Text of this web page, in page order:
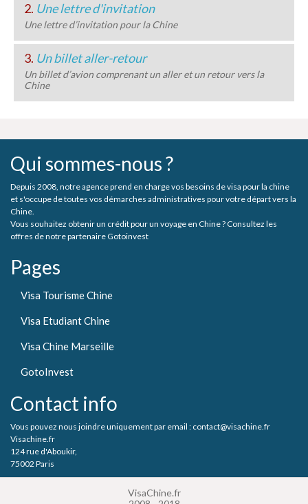
2. Une lettre d'invitation
Une lettre d’invitation pour la Chine
3. Un billet aller-retour
Un billet d’avion comprenant un aller et un retour vers la
Chine
Qui sommes-nous ?
Depuis 2008, notre agence prend en charge vos besoins de visa pour la chine
et s'occupe de toutes vos démarches administratives pour votre départ vers la
Chine.
Vous souhaitez obtenir un crédit pour un voyage en Chine ? Consultez les
offres de notre partenaire Gotoinvest
Pages
Visa Tourisme Chine
Visa Etudiant Chine
Visa Chine Marseille
GotoInvest
Contact info
Vous pouvez nous joindre uniquement par email : contact@visachine.fr
Visachine.fr
124 rue d'Aboukir,
75002 Paris
VisaChine.fr